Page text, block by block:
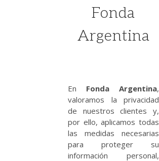
Fonda
Argentina
En Fonda Argentina,
valoramos la privacidad
de nuestros clientes y,
por ello, aplicamos todas
las medidas necesarias
para proteger su
información personal,